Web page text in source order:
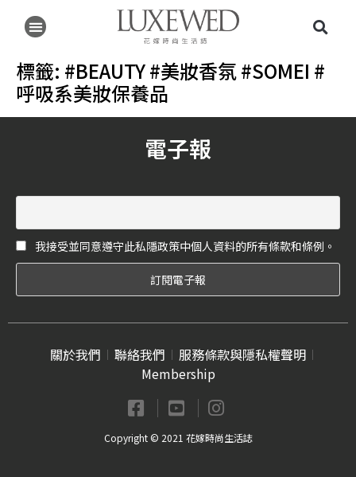
標籤: #BEAUTY #美妝香氛 #SOMEI #
呼吸系美妝保養品
電子報
我接受並同意遵守此私隱政策中個人資料的所有條款和條例。
關於我們 聯絡我們
服務條款與隱私權聲明
Membership
Copyright © 2021 花嫁時尚生活誌